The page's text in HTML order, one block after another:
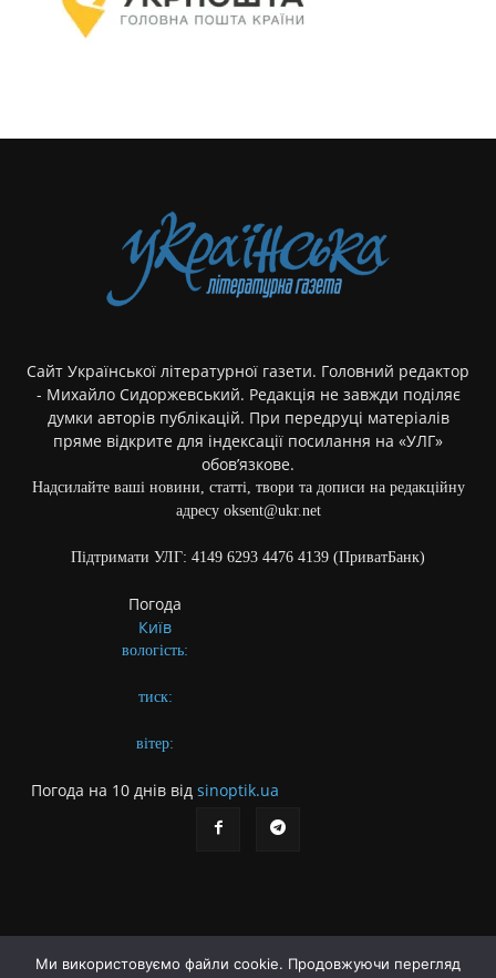
Сайт Української літературної газети. Головний редактор
- Михайло Сидоржевський. Редакція не завжди поділяє
думки авторів публікацій. При передруці матеріалів
пряме відкрите для індексації посилання на «УЛГ»
обов’язкове.
Надсилайте ваші новини, статті, твори та дописи на редакційну
адресу oksent@ukr.net
Підтримати УЛГ: 4149 6293 4476 4139 (ПриватБанк)
Погода
Київ
вологість:
тиск:
вітер:
Погода на 10 днів від sinoptik.ua
Ми використовуємо файли cookie. Продовжуючи перегляд